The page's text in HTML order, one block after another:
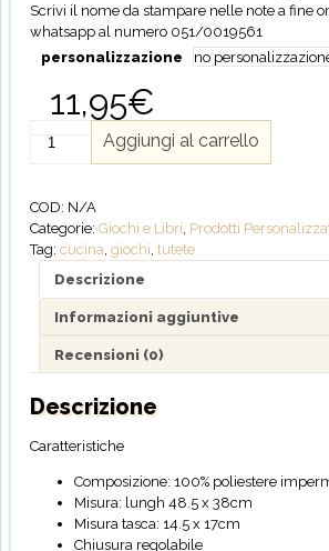
Scrivi il nome da stampare nelle note a fine
whatsapp al numero 051/0019561
personalizzazione
11,95€
Bimbi
-
Personalizzabile
quantità
Aggiungi al carrello
COD: N/A
Categorie: Giochi e Libri, Prodotti
Tag: cucina, giochi, tutete
Descrizione
Informazioni aggiuntive
Recensioni (0)
Descrizione
Caratteristiche
Composizione: 100% poliestere
Misura: lungh 48.5 x 38cm
Misura tasca: 14.5 x 17cm
Chiusura regolabile